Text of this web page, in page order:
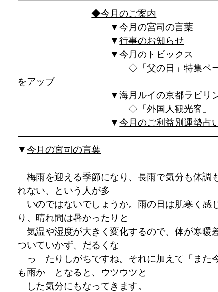
◆今月のご案内
▼今月の宮司の言葉
▼行事のお知らせ
▼今月のトピックス
◇「父の日」特集ペー
をアップ
▼海月ルイの京都ラビリ
◇「外国人観光客」
▼今月のご利益別運勢占
▼今月の宮司の言葉
梅雨を迎える季節になり、長雨で気分も体調
れない、という人が多
いのではないでしょうか。雨の日は肌寒く感
り、晴れ間は暑かったりと
気温や湿度が大きく変化するので、体が寒暖
ついていかず、だるくな
っ たりしがちですね。それに加えて「また
も雨か」となると、ウツウツと
した気分にもなってきます。